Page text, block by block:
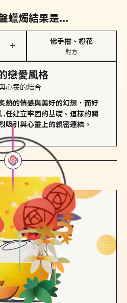
蠟燭結果是...
＋
佛手柑、橙花
對方
戀愛風格
心靈的結合
熱的情感與美好的幻想，而好
任建立牢固的基礎。這樣的關
吸引與心靈上的親密連結。
調蠟燭是...